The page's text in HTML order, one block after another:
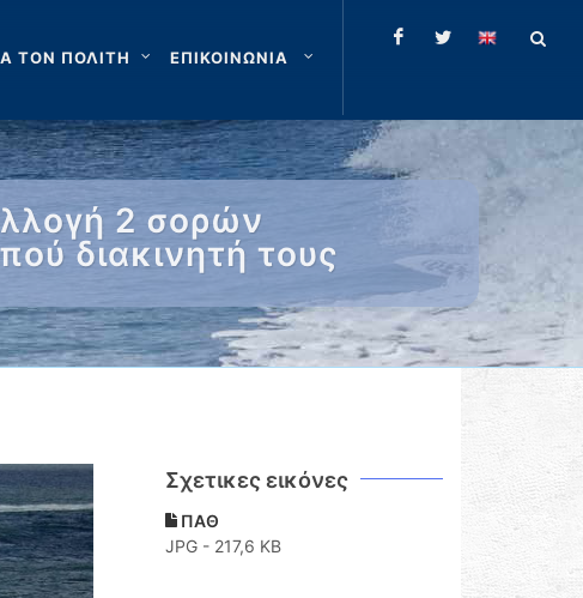
ΤΟΝ ΠΟΛΙΤΗ ΕΠΙΚΟΙΝΩΝΙΑ
2 σορών
διακινητή τους
Σχετικες εικόνες
ΠΑΘ
JPG - 217,6 KB